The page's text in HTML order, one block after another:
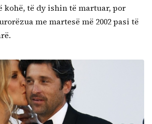
kohë, të dy ishin të martuar, por
me martesë më 2002 pasi të